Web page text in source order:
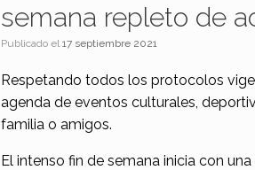
semana repleto de
Publicado el17 septiembre 2021
Respetando todos los protocolos
agenda de eventos culturales,
familia o amigos.
El intenso fin de semana inicia con